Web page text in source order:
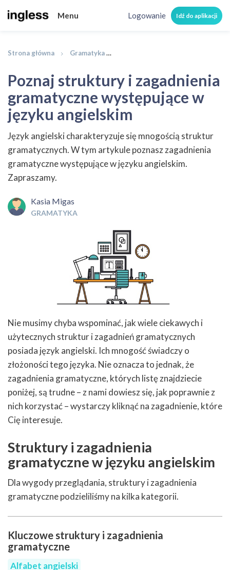
Menu Logowanie Idź do aplikacji
Strona główna Gramatyka
Poznaj struktury i zagadnienia
gramatyczne występujące w
języku angielskim
Język angielski charakteryzuje się mnogością struktur
gramatycznych. W tym artykule poznasz zagadnienia
gramatyczne występujące w języku angielskim.
Zapraszamy.
Kasia Migas
GRAMATYKA
Nie musimy chyba wspominać, jak wiele ciekawych i
użytecznych struktur i zagadnień gramatycznych
posiada język angielski. Ich mnogość świadczy o
złożoności tego języka. Nie oznacza to jednak, że
zagadnienia gramatyczne, których listę znajdziecie
poniżej, są trudne – z nami dowiesz się, jak poprawnie z
nich korzystać – wystarczy kliknąć na zagadnienie, które
Cię interesuje.
Struktury i zagadnienia
gramatyczne w języku angielskim
Dla wygody przeglądania, struktury i zagadnienia
gramatyczne podzieliliśmy na kilka kategorii.
Kluczowe struktury i zagadnienia
gramatyczne
Alfabet angielski